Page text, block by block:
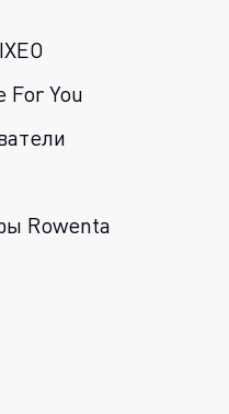
For You
Rowenta